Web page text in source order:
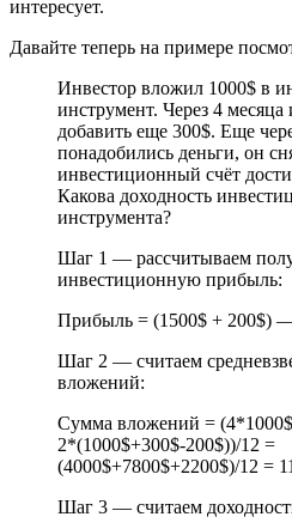
интересует.
Давайте теперь на примере
Инвестор вложил 1000$ в
инструмент. Через 4
добавить еще 300$. Еще
понадобились деньги, он
инвестиционный счёт
Какова доходность
инструмента?
Шаг 1 — рассчитываем
инвестиционную прибыль:
Прибыль = (1500$ + 200$)
Шаг 2 — считаем
вложений:
Сумма вложений =
2*(1000$+300$-200$))/12 =
(4000$+7800$+2200$)/12 =
Шаг 3 — считаем